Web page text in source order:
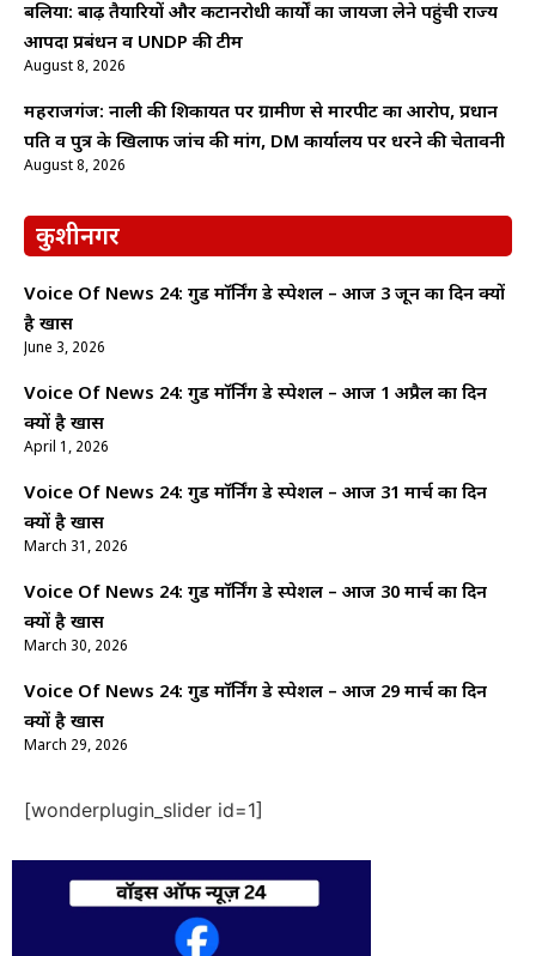
बलिया: बाढ़ तैयारियों और कटानरोधी कार्यों का जायजा लेने पहुंची राज्य
आपदा प्रबंधन व UNDP की टीम
August 8, 2026
महराजगंज: नाली की शिकायत पर ग्रामीण से मारपीट का आरोप, प्रधान
पति व पुत्र के खिलाफ जांच की मांग, DM कार्यालय पर धरने की चेतावनी
August 8, 2026
कुशीनगर
Voice Of News 24: गुड माॅर्निंग डे स्पेशल – आज 3 जून का दिन क्यों
है खास
June 3, 2026
Voice Of News 24: गुड माॅर्निंग डे स्पेशल – आज 1 अप्रैल का दिन
क्यों है खास
April 1, 2026
Voice Of News 24: गुड माॅर्निंग डे स्पेशल – आज 31 मार्च का दिन
क्यों है खास
March 31, 2026
Voice Of News 24: गुड माॅर्निंग डे स्पेशल – आज 30 मार्च का दिन
क्यों है खास
March 30, 2026
Voice Of News 24: गुड माॅर्निंग डे स्पेशल – आज 29 मार्च का दिन
क्यों है खास
March 29, 2026
[wonderplugin_slider id=1]